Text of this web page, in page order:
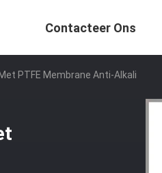
Contacteer Ons
PTFE Membrane Anti-Alkali